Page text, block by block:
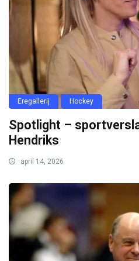
Eregallerij Hockey
Spotlight –
Hendriks
april 14, 2026